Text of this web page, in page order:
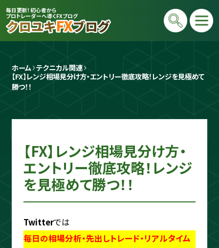
毎日更新！初心者から
プロトレーダーへ導くFXブログ
クロユキ
2020年にFXを開始し億トレ達成📈 現在
は毎日LIVEで初心者向けに「勝てる考え
ouTube＆書籍ですべて公開していま
す。"わからない"を"わかる"に変えるお
ホーム テクニカル関連
【FX】レンジ相場見分け方・エントリー徹底攻略！レンジを見極めて
勝つ！！
【FX】レンジ相場見分け方・
エントリー徹底攻略！レンジ
を見極めて勝つ！！
Twitterでは
毎日の相場分析・先出しトレード・リアルタイム